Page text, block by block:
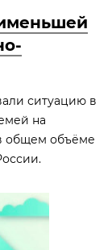
ситуацию в
на
общем объёме